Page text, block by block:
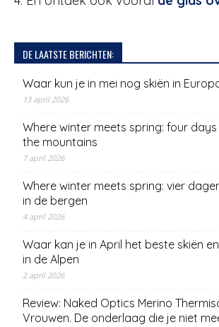
DE LAATSTE BERICHTEN:
Waar kun je in mei nog skiën in
13 april 2026
Where winter meets spring: four
the mountains
7 april 2026
Where winter meets spring: vier
in de bergen
4 april 2026
Waar kan je in April het beste skiën
in de Alpen
2 april 2026
Review: Naked Optics Merino
Vrouwen. De onderlaag die je niet